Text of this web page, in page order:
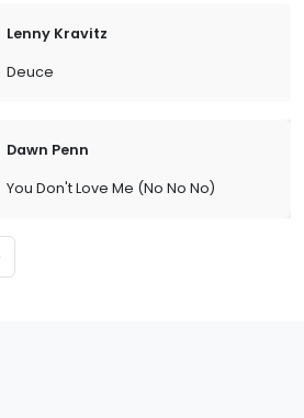
Lenny Kravitz
Deuce
Dawn Penn
You Don't Love Me (No No No)